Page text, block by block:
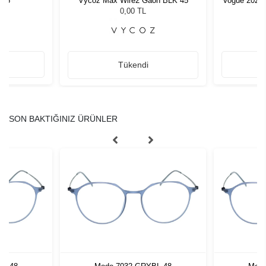
0,00 TL
Tükendi
SON BAKTIĞINIZ ÜRÜNLER